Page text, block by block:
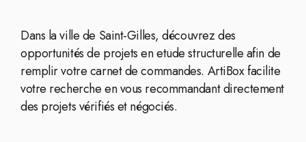
Dans la ville de Saint-Gilles, découvrez des
opportunités de projets en etude structurelle afin de
remplir votre carnet de commandes. ArtiBox facilite
votre recherche en vous recommandant directement
des projets vérifiés et négociés.